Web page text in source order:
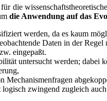
die
die Anwendung auf das
werden, da es kaum
Daten in der
eingepaßt.
untersucht werden; dabei
zwingend zugleich